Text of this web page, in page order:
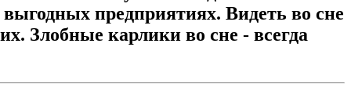
предприятиях. Видеть во сне
Злобные карлики во сне - всегда